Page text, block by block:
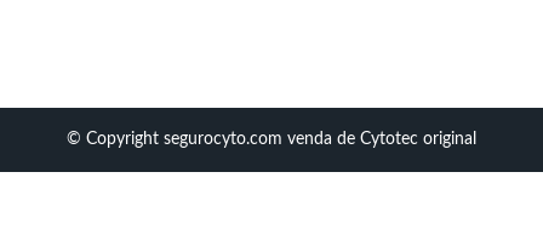
© Copyright segurocyto.com venda de Cytotec original